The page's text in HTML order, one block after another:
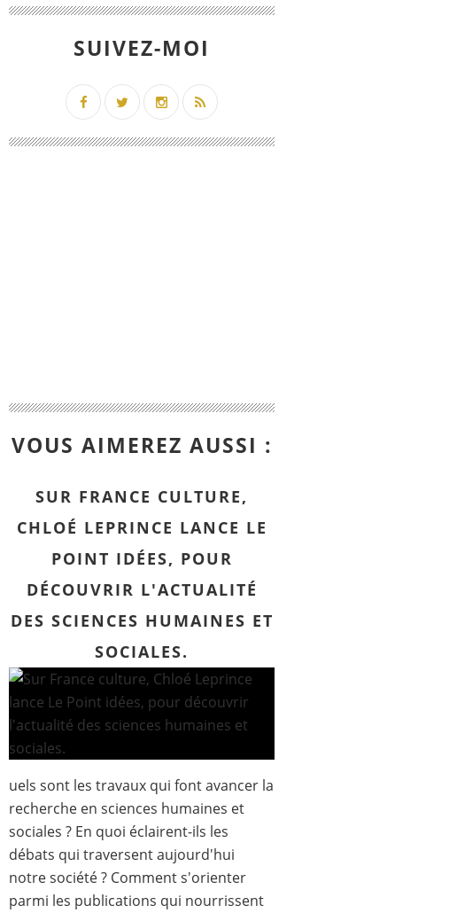
SUIVEZ-MOI
VOUS AIMEREZ AUSSI :
SUR FRANCE CULTURE,
CHLOÉ LEPRINCE LANCE LE
POINT IDÉES, POUR
DÉCOUVRIR L'ACTUALITÉ
DES SCIENCES HUMAINES ET
SOCIALES.
uels sont les travaux qui font avancer la
recherche en sciences humaines et
sociales ? En quoi éclairent-ils les
débats qui traversent aujourd'hui
notre société ? Comment s'orienter
parmi les publications qui nourrissent